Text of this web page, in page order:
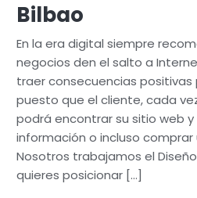
Bilbao
En la era digital siempre
negocios den el salto a
traer consecuencias positivas
puesto que el cliente, cada
podrá encontrar su sitio web
información o incluso
Nosotros trabajamos el
quieres posicionar […]